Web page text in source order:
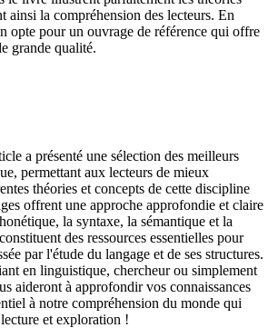
ainsi la compréhension des lecteurs. En
opte pour un ouvrage de référence qui offre
grande qualité.
a présenté une sélection des meilleurs
permettant aux lecteurs de mieux
théories et concepts de cette discipline
offrent une approche approfondie et claire
la syntaxe, la sémantique et la
des ressources essentielles pour
par l'étude du langage et de ses structures.
en linguistique, chercheur ou simplement
aideront à approfondir vos connaissances
à notre compréhension du monde qui
et exploration !